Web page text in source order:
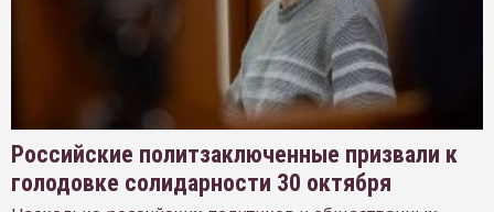
Российские политзаключенные призвали к
голодовке солидарности 30 октября